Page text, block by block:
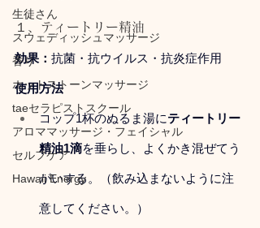
生徒さん
スウェディッシュマッサージ
香り
ホットストーンマッサージ
taeセラピストスクール
アロママッサージ・フェイシャル
セルフケア
Hawaii Energy
１、ティートリー精油
効果： 抗菌・抗ウイルス・抗炎症作用
使用方法
コップ1杯のぬるま湯にティートリー
精油1滴を垂らし、よくかき混ぜてう
がいする。（飲み込まないように注
意してください。）